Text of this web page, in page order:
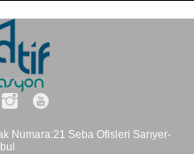
Numara:21 Seba Ofisleri Sarıyer-